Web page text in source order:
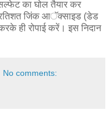
का घोल तैयार कर
जिंक आॅक्साइड (डेड
ही रोपाई करें। इस निदान
No comments: